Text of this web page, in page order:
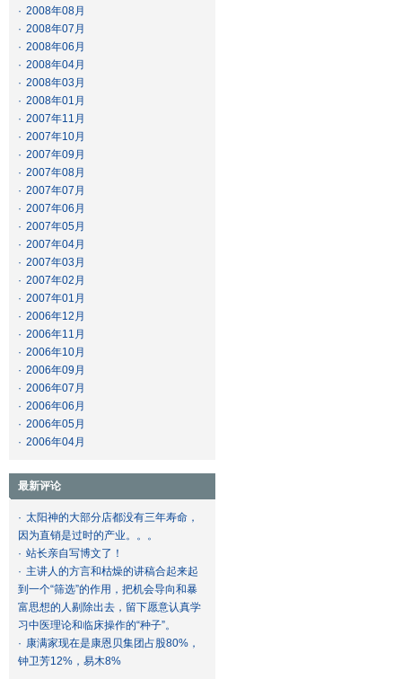
· 2008年08月
· 2008年07月
· 2008年06月
· 2008年04月
· 2008年03月
· 2008年01月
· 2007年11月
· 2007年10月
· 2007年09月
· 2007年08月
· 2007年07月
· 2007年06月
· 2007年05月
· 2007年04月
· 2007年03月
· 2007年02月
· 2007年01月
· 2006年12月
· 2006年11月
· 2006年10月
· 2006年09月
· 2006年07月
· 2006年06月
· 2006年05月
· 2006年04月
最新评论
· 太阳神的大部分店都没有三年寿命，
因为直销是过时的产业。。。
· 站长亲自写博文了！
· 主讲人的方言和枯燥的讲稿合起来起
到一个“筛选”的作用，把机会导向和暴
富思想的人剔除出去，留下愿意认真学
习中医理论和临床操作的“种子”。
· 康满家现在是康恩贝集团占股80%，
钟卫芳12%，易木8%